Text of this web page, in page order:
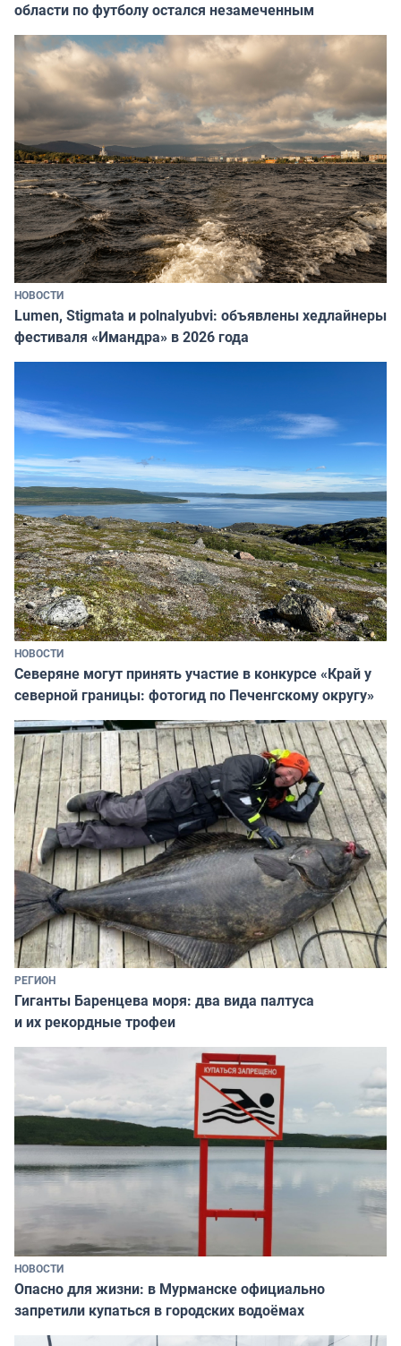
области по футболу остался незамеченным
НОВОСТИ
Lumen, Stigmata и polnalyubvi: объявлены хедлайнеры
фестиваля «Имандра» в 2026 года
НОВОСТИ
Северяне могут принять участие в конкурсе «Край у
северной границы: фотогид по Печенгскому округу»
РЕГИОН
Гиганты Баренцева моря: два вида палтуса
и их рекордные трофеи
НОВОСТИ
Опасно для жизни: в Мурманске официально
запретили купаться в городских водоёмах